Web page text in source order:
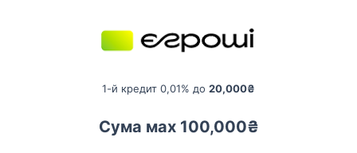
1-й кредит 0,01% до 20,000₴
Сума мах 100,000₴